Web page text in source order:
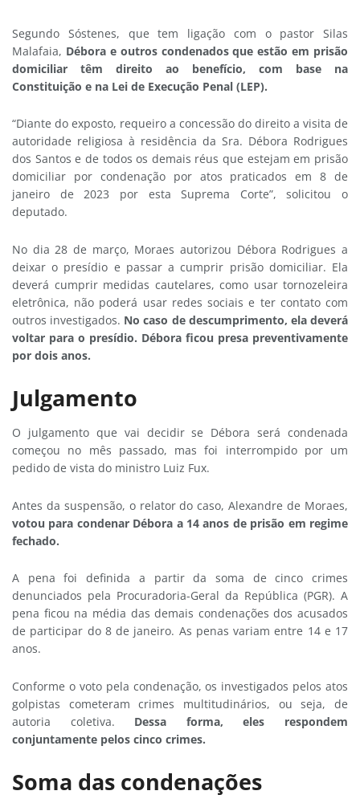
Segundo Sóstenes, que tem ligação com o pastor Silas
Malafaia, Débora e outros condenados que estão em prisão
domiciliar têm direito ao benefício, com base na
Constituição e na Lei de Execução Penal (LEP).
“Diante do exposto, requeiro a concessão do direito a visita de
autoridade religiosa à residência da Sra. Débora Rodrigues
dos Santos e de todos os demais réus que estejam em prisão
domiciliar por condenação por atos praticados em 8 de
janeiro de 2023 por esta Suprema Corte”, solicitou o
deputado.
No dia 28 de março, Moraes autorizou Débora Rodrigues a
deixar o presídio e passar a cumprir prisão domiciliar. Ela
deverá cumprir medidas cautelares, como usar tornozeleira
eletrônica, não poderá usar redes sociais e ter contato com
outros investigados. No caso de descumprimento, ela deverá
voltar para o presídio. Débora ficou presa preventivamente
por dois anos.
Julgamento
O julgamento que vai decidir se Débora será condenada
começou no mês passado, mas foi interrompido por um
pedido de vista do ministro Luiz Fux.
Antes da suspensão, o relator do caso, Alexandre de Moraes,
votou para condenar Débora a 14 anos de prisão em regime
fechado.
A pena foi definida a partir da soma de cinco crimes
denunciados pela Procuradoria-Geral da República (PGR). A
pena ficou na média das demais condenações dos acusados
de participar do 8 de janeiro. As penas variam entre 14 e 17
anos.
Conforme o voto pela condenação, os investigados pelos atos
golpistas cometeram crimes multitudinários, ou seja, de
autoria coletiva. Dessa forma, eles respondem
conjuntamente pelos cinco crimes.
Soma das condenações